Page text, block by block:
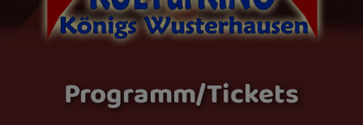
Programm/Tickets